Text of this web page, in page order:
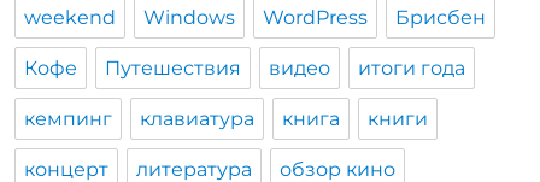
weekend Windows WordPress Брисбен
Кофе Путешествия видео итоги года
кемпинг клавиатура книга книги
концерт литература обзор кино